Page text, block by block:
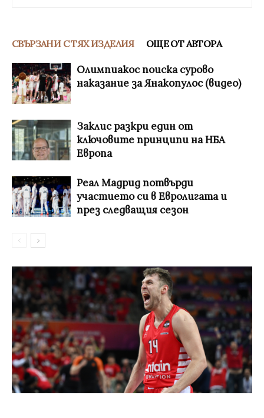
СВЪРЗАНИ С ТЯХ ИЗДЕЛИЯ ОЩЕ ОТ АВТОРА
Олимпиакос поиска сурово
наказание за Янакопулос (видео)
Заклис разкри един от
ключовите принципи на НБА
Европа
Реал Мадрид потвърди
участието си в Евролигата и
през следващия сезон